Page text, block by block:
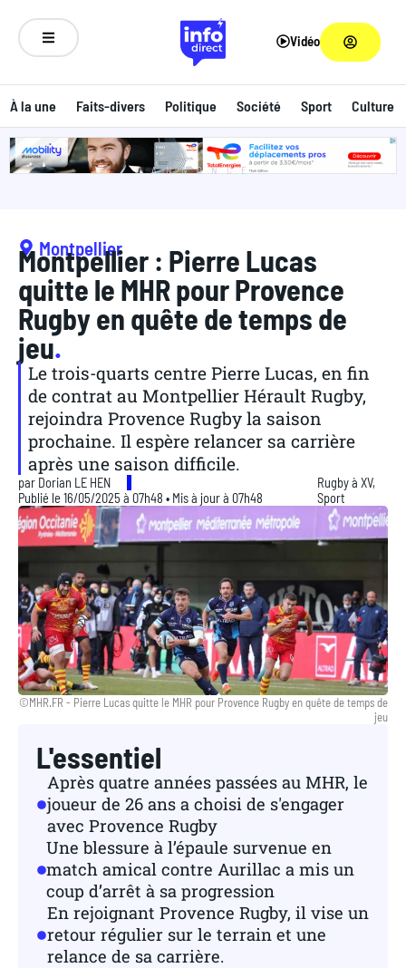
Vidéo
À la une Faits-divers Politique Société Sport Culture
ANNONCE
Montpellier
Montpellier : Pierre Lucas
quitte le MHR pour Provence
Rugby en quête de temps de
jeu.
Le trois-quarts centre Pierre Lucas, en fin
de contrat au Montpellier Hérault Rugby,
rejoindra Provence Rugby la saison
prochaine. Il espère relancer sa carrière
après une saison difficile.
par Dorian LE HEN
Publié le 16/05/2025 à 07h48 • Mis à jour à 07h48
Rugby à XV,
Sport
©MHR.FR - Pierre Lucas quitte le MHR pour Provence Rugby en quête de temps de
jeu
L'essentiel
Après quatre années passées au MHR, le
joueur de 26 ans a choisi de s'engager
avec Provence Rugby
Une blessure à l’épaule survenue en
match amical contre Aurillac a mis un
coup d’arrêt à sa progression
En rejoignant Provence Rugby, il vise un
retour régulier sur le terrain et une
relance de sa carrière.